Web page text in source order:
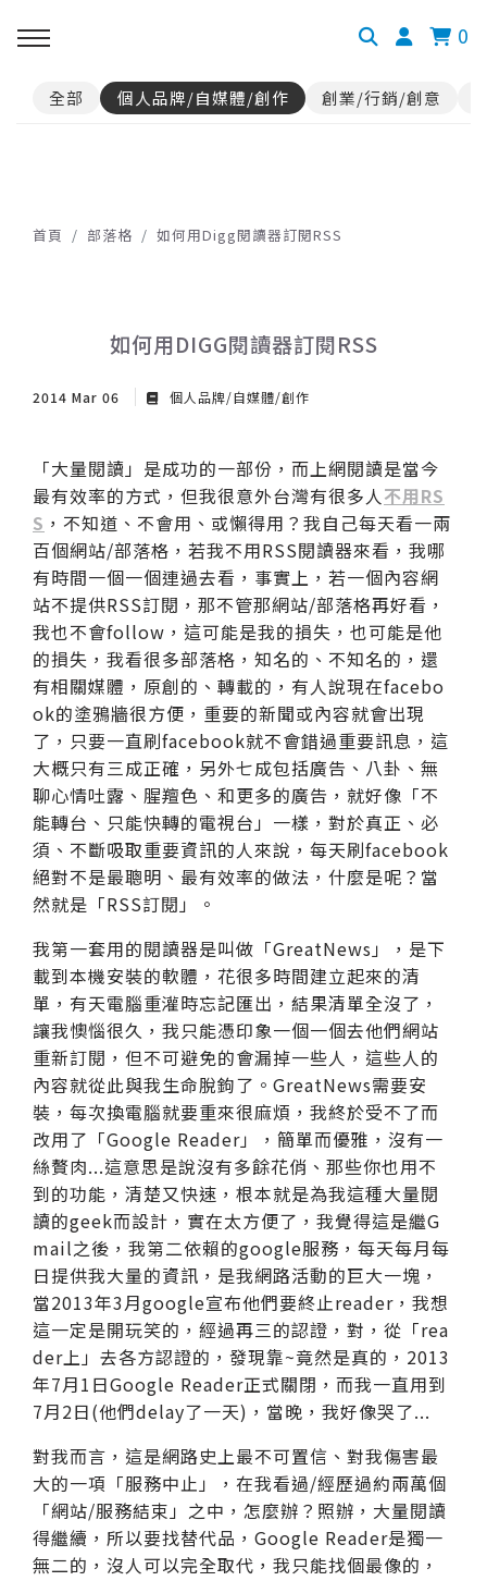
0
全部 個人品牌/自媒體/創作 創業/行銷/創意
首頁 部落格 如何用Digg閱讀器訂閱RSS
如何用DIGG閱讀器訂閱RSS
2014 Mar 06 個人品牌/自媒體/創作
「大量閱讀」是成功的一部份，而上網閱讀是當今
最有效率的方式，但我很意外台灣有很多人不用RS
S ，不知道、不會用、或懶得用？我自己每天看一兩
百個網站/部落格，若我不用RSS閱讀器來看，我哪
有時間一個一個連過去看，事實上，若一個內容網
站不提供RSS訂閱，那不管那網站/部落格再好看，
我也不會follow，這可能是我的損失，也可能是他
的損失，我看很多部落格，知名的、不知名的，還
有相關媒體，原創的、轉載的，有人說現在facebo
ok的塗鴉牆很方便，重要的新聞或內容就會出現
了，只要一直刷facebook就不會錯過重要訊息，這
大概只有三成正確，另外七成包括廣告、八卦、無
聊心情吐露、腥羶色、和更多的廣告，就好像「不
能轉台、只能快轉的電視台」一樣，對於真正、必
須、不斷吸取重要資訊的人來說，每天刷facebook
絕對不是最聰明、最有效率的做法，什麼是呢？當
然就是「RSS訂閱」。
我第一套用的閱讀器是叫做「GreatNews」，是下
載到本機安裝的軟體，花很多時間建立起來的清
單，有天電腦重灌時忘記匯出，結果清單全沒了，
讓我懊惱很久，我只能憑印象一個一個去他們網站
重新訂閱，但不可避免的會漏掉一些人，這些人的
內容就從此與我生命脫鉤了。GreatNews需要安
裝，每次換電腦就要重來很麻煩，我終於受不了而
改用了「Google Reader」，簡單而優雅，沒有一
絲贅肉...這意思是說沒有多餘花俏、那些你也用不
到的功能，清楚又快速，根本就是為我這種大量閱
讀的geek而設計，實在太方便了，我覺得這是繼G
mail之後，我第二依賴的google服務，每天每月每
日提供我大量的資訊，是我網路活動的巨大一塊，
當2013年3月google宣布他們要終止reader，我想
這一定是開玩笑的，經過再三的認證，對，從「rea
der上」去各方認證的，發現靠~竟然是真的，2013
年7月1日Google Reader正式關閉，而我一直用到
7月2日(他們delay了一天)，當晚，我好像哭了...
對我而言，這是網路史上最不可置信、對我傷害最
大的一項「服務中止」，在我看過/經歷過約兩萬個
「網站/服務結束」之中，怎麼辦？照辦，大量閱讀
得繼續，所以要找替代品，Google Reader是獨一
無二的，沒人可以完全取代，我只能找個最像的，